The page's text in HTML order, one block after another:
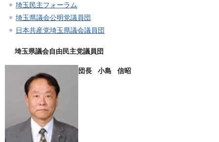
埼玉民主フォーラム
埼玉県議会公明党議員団
日本共産党埼玉県議会議員団
埼玉県議会自由民主党議員団
団長 小島 信昭